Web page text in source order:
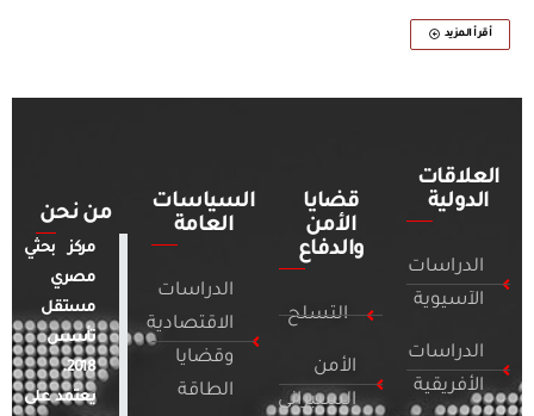
أقرأ المزيد
العلاقات
الدولية
الدراسات
الآسيوية
الدراسات
الأفريقية
قضايا
الأمن
والدفاع
التسلح
الأمن
السيبراني
السياسات
العامة
الدراسات
الاقتصادية
وقضايا
الطاقة
من نحن
مركز بحثي
مصري
مستقل
تأسس
2018.
يعتمد على